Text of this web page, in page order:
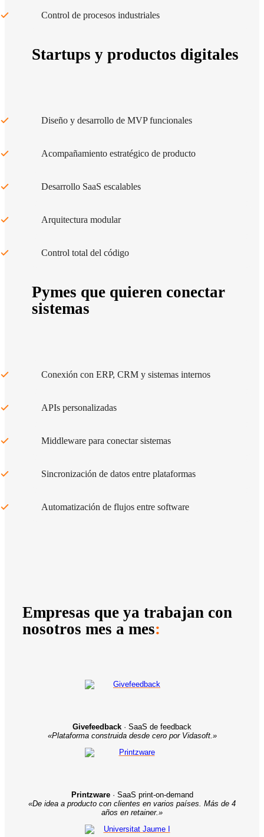
Control de procesos industriales
Startups y productos digitales
Diseño y desarrollo de MVP funcionales
Acompañamiento estratégico de producto
Desarrollo SaaS escalables
Arquitectura modular
Control total del código
Pymes que quieren conectar
sistemas
Conexión con ERP, CRM y sistemas internos
APIs personalizadas
Middleware para conectar sistemas
Sincronización de datos entre plataformas
Automatización de flujos entre software
Empresas que ya trabajan con
nosotros mes a mes:
Givefeedback · SaaS de feedback
«Plataforma construida desde cero por Vidasoft.»
Printzware· SaaS print-on-demand
«De idea a producto con clientes en varios países. Más de 4
años en retainer.»